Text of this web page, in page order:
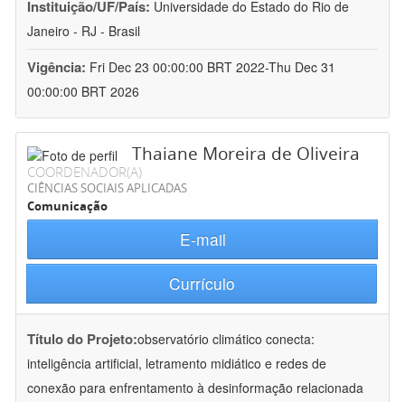
Instituição/UF/País: Universidade do Estado do Rio de
Janeiro - RJ - Brasil
Vigência: Fri Dec 23 00:00:00 BRT 2022-Thu Dec 31
00:00:00 BRT 2026
Thaiane Moreira de Oliveira
COORDENADOR(A)
CIÊNCIAS SOCIAIS APLICADAS
Comunicação
E-mail
Currículo
Título do Projeto:observatório climático conecta:
inteligência artificial, letramento midiático e redes de
conexão para enfrentamento à desinformação relacionada